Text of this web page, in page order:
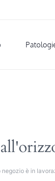
è in